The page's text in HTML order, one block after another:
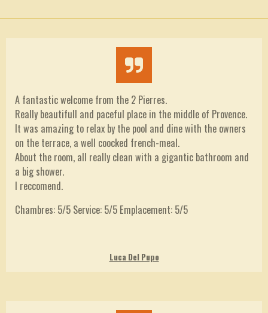
A fantastic welcome from the 2 Pierres.
Really beautifull and paceful place in the middle of Provence.
It was amazing to relax by the pool and dine with the owners
on the terrace, a well coocked french-meal.
About the room, all really clean with a gigantic bathroom and
a big shower.
I reccomend.
Chambres: 5/5 Service: 5/5 Emplacement: 5/5
Luca Del Pupo